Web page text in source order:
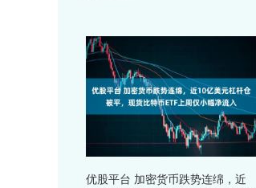
优股平台 加密货币跌势连绵，近